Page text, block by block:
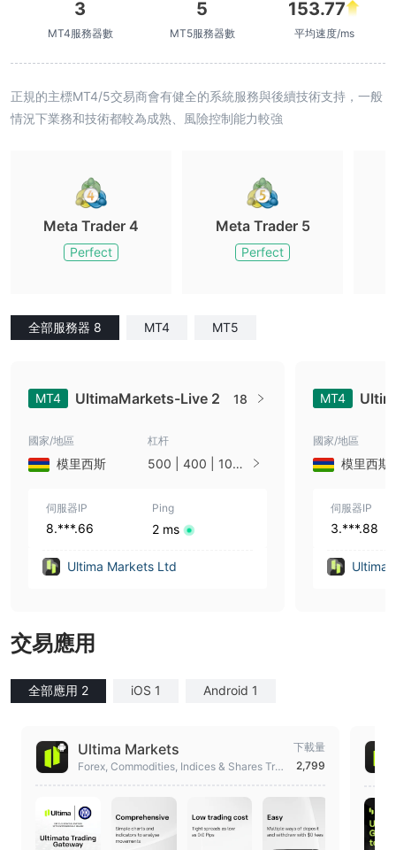
3
MT4服務器數
5
MT5服務器數
153.77
平均速度/ms
正規的主標MT4/5交易商會有健全的系統服務與後續技術支持，一般
情況下業務和技術都較為成熟、風險控制能力較強
Meta Trader 4
Perfect
Meta Trader 5
Perfect
全部服務器 8 MT4 MT5
MT4 UltimaMarkets-Live 2 18
國家/地區
模里西斯
杠杆
500 | 400 | 100 |
伺服器IP
8.***.66
Ping
2 ms
Ultima Markets Ltd
MT4
國家/地區
模里西斯
伺服器IP
3.***.88
Ultima
交易應用
全部應用 2 iOS 1 Android 1
Ultima Markets
Forex, Commodities, Indices & Shares Trad
下載量
2,799